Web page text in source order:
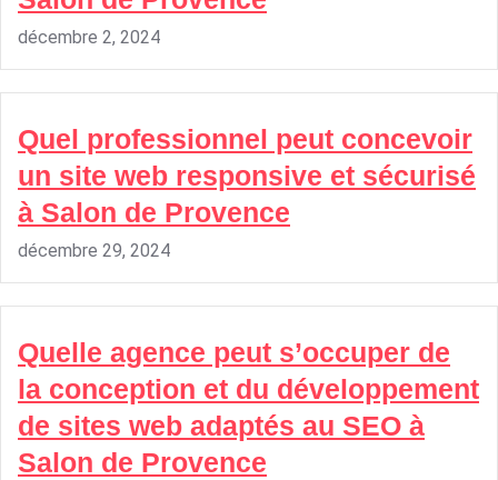
décembre 2, 2024
Quel professionnel peut concevoir
un site web responsive et sécurisé
à Salon de Provence
décembre 29, 2024
Quelle agence peut s’occuper de
la conception et du développement
de sites web adaptés au SEO à
Salon de Provence